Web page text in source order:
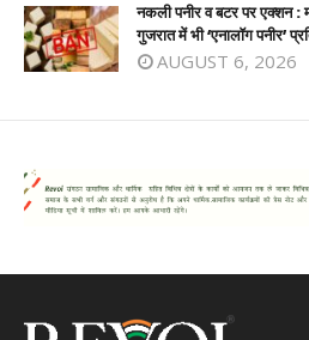
नकली पनीर व बटर पर एक्शन :
गुजरात में भी ‘एनालॉग पनीर’
AUGUST 6, 2026